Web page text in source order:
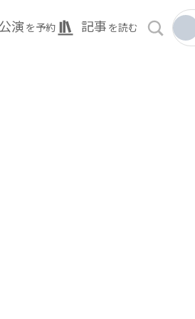
公演 を予約 記事 を読む